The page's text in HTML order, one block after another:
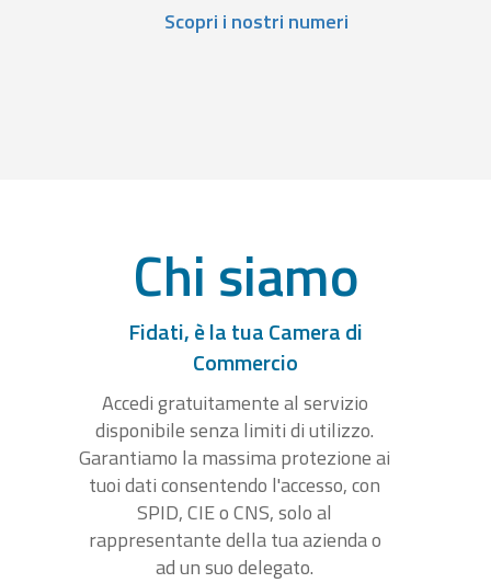
Scopri i nostri numeri
Chi siamo
Fidati, è la tua Camera di
Commercio
Accedi gratuitamente al servizio
disponibile senza limiti di utilizzo.
Garantiamo la massima protezione ai
tuoi dati consentendo l'accesso, con
SPID, CIE o CNS, solo al
rappresentante della tua azienda o
ad un suo delegato.